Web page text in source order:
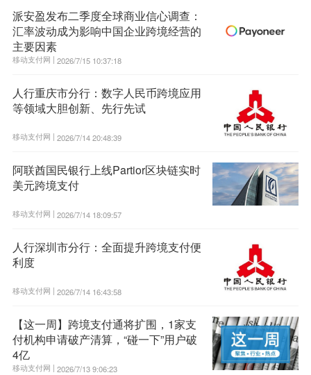
派安盈发布二季度全球商业信心调查：
汇率波动成为影响中国企业跨境经营的
主要因素
移动支付网 | 2026/7/15 10:37:18
人行重庆市分行：数字人民币跨境应用
等领域大胆创新、先行先试
移动支付网 | 2026/7/14 20:48:39
阿联酋国民银行上线Partior区块链实时
美元跨境支付
移动支付网 | 2026/7/14 18:09:57
人行深圳市分行：全面提升跨境支付便
利度
移动支付网 | 2026/7/14 16:43:58
【这一周】跨境支付通将扩围，1家支
付机构申请破产清算，“碰一下”用户破
4亿
移动支付网 | 2026/7/13 9:06:23